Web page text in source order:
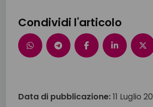
Condividi l'articolo
Data di pubblicazione:11 Luglio